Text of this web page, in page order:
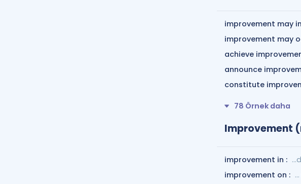
improvement may
improvement may
achieve
announce
constitute
78 Örnek daha
Improvement
improvement in :
improvement on :